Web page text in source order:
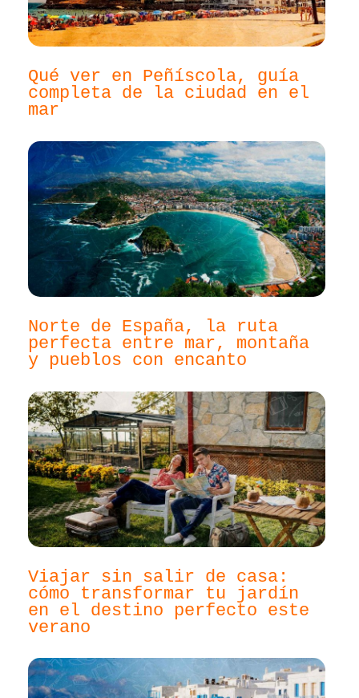
Qué ver en Peñíscola, guía
completa de la ciudad en el
mar
Norte de España, la ruta
perfecta entre mar, montaña
y pueblos con encanto
Viajar sin salir de casa:
cómo transformar tu jardín
en el destino perfecto este
verano